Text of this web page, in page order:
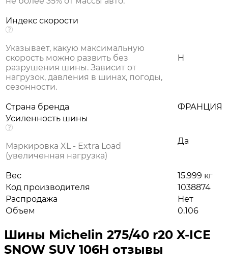
Индекс скорости
Указывает, какую максимальную
скорость можно развить без
разрушения шины. Зависит от
нагрузок, давления в шинах, погоды,
сезонности.
H
Страна бренда
ФРАНЦИЯ
Усиленность шины
Маркировка XL - Extra Load
(увеличенная нагрузка)
Да
Вес
15.999 кг
Код производителя
1038874
Распродажа
Нет
Объем
0.106
Шины Michelin 275/40 r20 X-ICE
SNOW SUV 106H отзывы